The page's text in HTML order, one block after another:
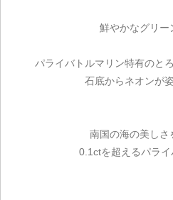
鮮やかなグリー
パライバトルマリン特有のと
石底からネオンが
南国の海の美しさ
0.1ctを超えるパライ